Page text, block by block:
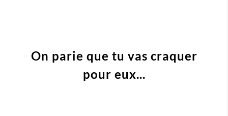
On parie que tu vas craquer
pour eux...